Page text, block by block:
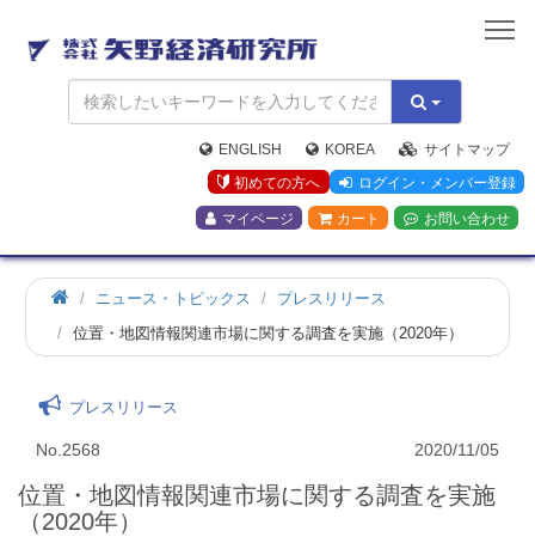
矢
野
経
済
研
究
所
ENGLISH KOREA
サイトマップ
初めての方へ
ログイン・メンバー登録
マイページ カート お問い合わせ
ニュース・トピックス
プレスリリース
位置・地図情報関連市場に関する調査を実施（2020年）
プレスリリース
No.2568 2020/11/05
位置・地図情報関連市場に関する調査を実施
（2020年）